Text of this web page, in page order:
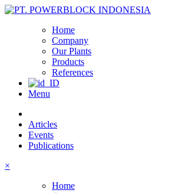
Home
Company
Our Plants
Products
References
Menu
Articles
Events
Publications
×
Home